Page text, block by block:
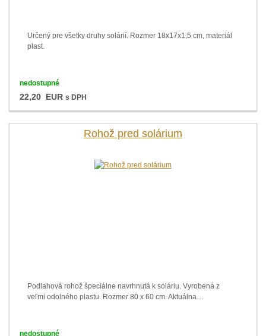
Určený pre všetky druhy solárií. Rozmer 18x17x1,5 cm, materiál
plast.
nedostupné
22,20 EUR s DPH
Rohož pred solárium
Podlahová rohož špeciálne navrhnutá k soláriu. Vyrobená z
veľmi odolného plastu. Rozmer 80 x 60 cm. Aktuálna…
nedostupné